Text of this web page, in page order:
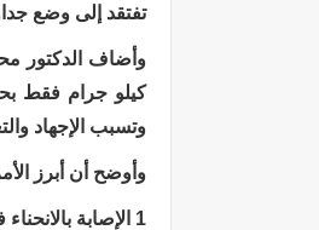
تفتقد إلى وضع
كيلو جرام فقط
وتسبب الإجهاد
وأوضح أن أبرز
1 الإصابة بالانحناء فى العمود الفقرى.